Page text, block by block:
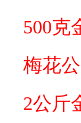
500克
梅花
2公斤